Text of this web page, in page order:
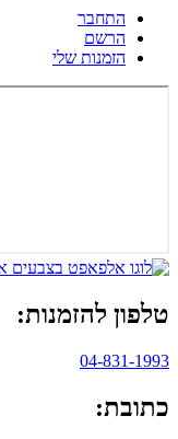
התחבר
הרשם
הזמנות שלי
טלפון להזמנות:
04-831-1993
כתובת: